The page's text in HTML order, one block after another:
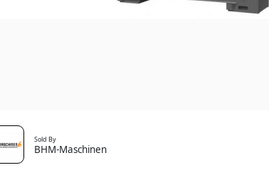
Sold By
BHM-Maschinen